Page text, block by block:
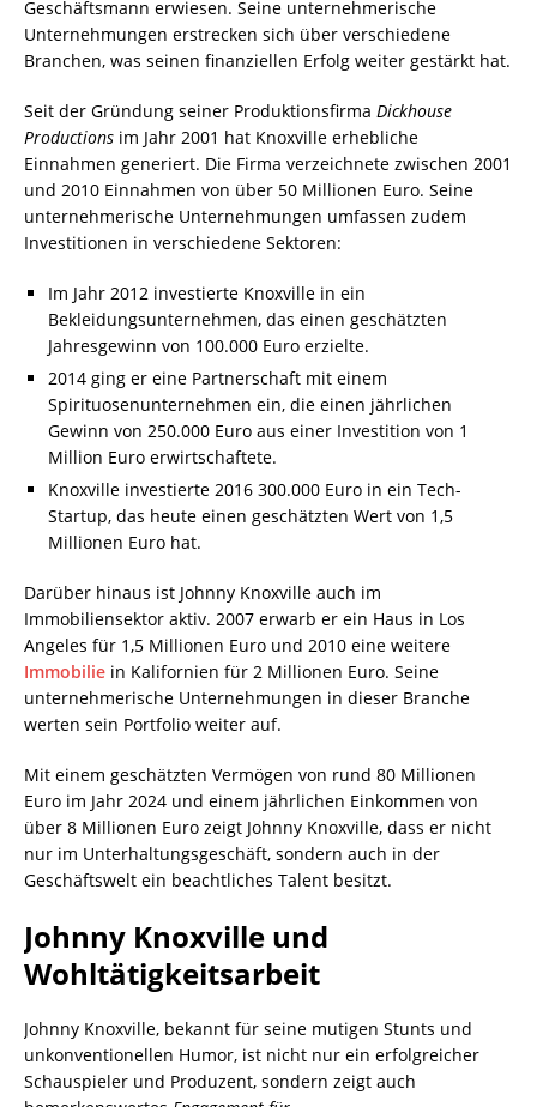
Geschäftsmann erwiesen. Seine unternehmerische
Unternehmungen erstrecken sich über verschiedene
Branchen, was seinen finanziellen Erfolg weiter gestärkt hat.
Seit der Gründung seiner Produktionsfirma Dickhouse
Productions im Jahr 2001 hat Knoxville erhebliche
Einnahmen generiert. Die Firma verzeichnete zwischen 2001
und 2010 Einnahmen von über 50 Millionen Euro. Seine
unternehmerische Unternehmungen umfassen zudem
Investitionen in verschiedene Sektoren:
Im Jahr 2012 investierte Knoxville in ein
Bekleidungsunternehmen, das einen geschätzten
Jahresgewinn von 100.000 Euro erzielte.
2014 ging er eine Partnerschaft mit einem
Spirituosenunternehmen ein, die einen jährlichen
Gewinn von 250.000 Euro aus einer Investition von 1
Million Euro erwirtschaftete.
Knoxville investierte 2016 300.000 Euro in ein Tech-
Startup, das heute einen geschätzten Wert von 1,5
Millionen Euro hat.
Darüber hinaus ist Johnny Knoxville auch im
Immobiliensektor aktiv. 2007 erwarb er ein Haus in Los
Angeles für 1,5 Millionen Euro und 2010 eine weitere
Immobilie in Kalifornien für 2 Millionen Euro. Seine
unternehmerische Unternehmungen in dieser Branche
werten sein Portfolio weiter auf.
Mit einem geschätzten Vermögen von rund 80 Millionen
Euro im Jahr 2024 und einem jährlichen Einkommen von
über 8 Millionen Euro zeigt Johnny Knoxville, dass er nicht
nur im Unterhaltungsgeschäft, sondern auch in der
Geschäftswelt ein beachtliches Talent besitzt.
Johnny Knoxville und
Wohltätigkeitsarbeit
Johnny Knoxville, bekannt für seine mutigen Stunts und
unkonventionellen Humor, ist nicht nur ein erfolgreicher
Schauspieler und Produzent, sondern zeigt auch